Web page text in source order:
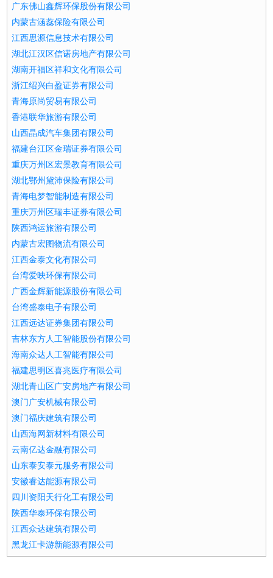
广东佛山鑫辉环保股份有限公司
内蒙古涵蕊保险有限公司
江西思源信息技术有限公司
湖北江汉区信诺房地产有限公司
湖南开福区祥和文化有限公司
浙江绍兴白盈证券有限公司
青海原尚贸易有限公司
香港联华旅游有限公司
山西晶成汽车集团有限公司
福建台江区金瑞证券有限公司
重庆万州区宏景教育有限公司
湖北鄂州黛沛保险有限公司
青海电梦智能制造有限公司
重庆万州区瑞丰证券有限公司
陕西鸿运旅游有限公司
内蒙古宏图物流有限公司
江西金泰文化有限公司
台湾爱映环保有限公司
广西金辉新能源股份有限公司
台湾盛泰电子有限公司
江西远达证券集团有限公司
吉林东方人工智能股份有限公司
海南众达人工智能有限公司
福建思明区喜兆医疗有限公司
湖北青山区广安房地产有限公司
澳门广安机械有限公司
澳门福庆建筑有限公司
山西海网新材料有限公司
云南亿达金融有限公司
山东泰安泰元服务有限公司
安徽睿达能源有限公司
四川资阳天行化工有限公司
陕西华泰环保有限公司
江西众达建筑有限公司
黑龙江卡游新能源有限公司